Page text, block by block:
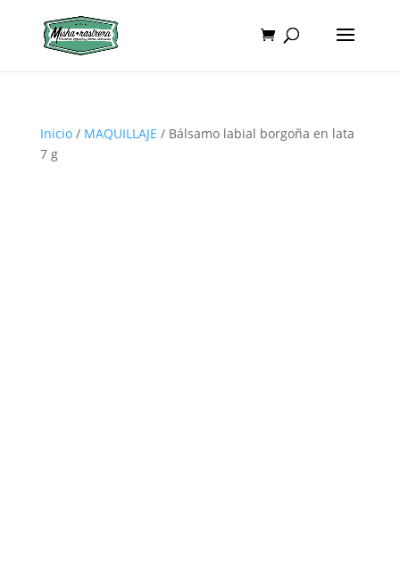
Inicio/ MAQUILLAJE / Bálsamo labial borgoña en lata
7 g